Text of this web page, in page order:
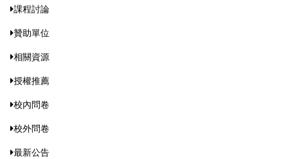
課程討論
贊助單位
相關資源
授權推薦
校內問卷
校外問卷
最新公告